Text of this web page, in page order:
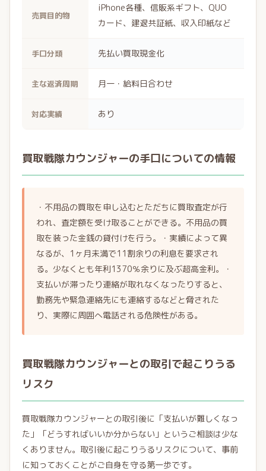
売買目的物
iPhone各種、信販系ギフト、QUO
カード、建退共証紙、収入印紙など
手口分類 先払い買取現金化
主な返済周期 月一・給料日合わせ
対応実績 あり
買取戦隊カウンジャーの手口についての情報
・不用品の買取を申し込むとただちに買取査定が行
われ、査定額を受け取ることができる。不用品の買
取を装った金銭の貸付けを行う。・実績によって異
なるが、1ヶ月未満で11割余りの利息を要求され
る。少なくとも年利1370％余りに及ぶ超高金利。・
支払いが滞ったり連絡が取れなくなったりすると、
勤務先や緊急連絡先にも連絡するなどと脅された
り、実際に周囲へ電話される危険性がある。
買取戦隊カウンジャーとの取引で起こりうる
リスク
買取戦隊カウンジャーとの取引後に「支払いが難しくなっ
た」「どうすればいいか分からない」というご相談は少な
くありません。取引後に起こりうるリスクについて、事前
に知っておくことがご自身を守る第一歩です。